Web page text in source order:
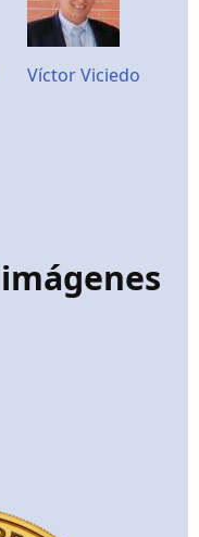
Víctor Viciedo